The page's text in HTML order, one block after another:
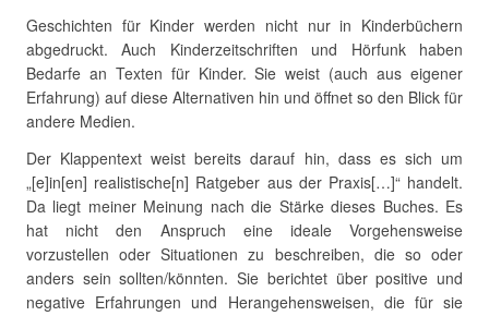
Geschichten für Kinder werden nicht nur in Kinderbüchern
abgedruckt. Auch Kinderzeitschriften und Hörfunk haben
Bedarfe an Texten für Kinder. Sie weist (auch aus eigener
Erfahrung) auf diese Alternativen hin und öffnet so den Blick für
andere Medien.
Der Klappentext weist bereits darauf hin, dass es sich um
„[e]in[en] realistische[n] Ratgeber aus der Praxis[…]“ handelt.
Da liegt meiner Meinung nach die Stärke dieses Buches. Es
hat nicht den Anspruch eine ideale Vorgehensweise
vorzustellen oder Situationen zu beschreiben, die so oder
anders sein sollten/könnten. Sie berichtet über positive und
negative Erfahrungen und Herangehensweisen, die für sie